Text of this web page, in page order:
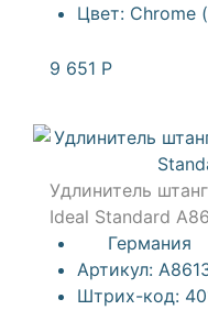
Цвет: Chrome
9 651 Р
Удлинитель
Ideal Standard
Германия
Артикул:
Штрих-код: